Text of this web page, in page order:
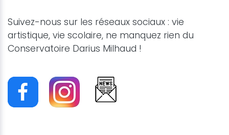
Suivez-nous sur les réseaux sociaux : vie
artistique, vie scolaire, ne manquez rien du
Conservatoire Darius Milhaud !